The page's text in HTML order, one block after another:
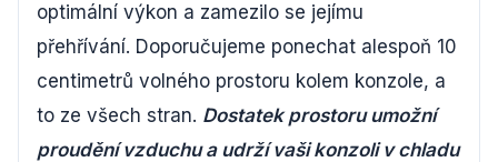
optimální výkon a zamezilo se jejímu
přehřívání. Doporučujeme ponechat alespoň 10
centimetrů volného prostoru kolem konzole, a
to ze všech stran. Dostatek prostoru umožní
proudění vzduchu a udrží vaši konzoli v chladu